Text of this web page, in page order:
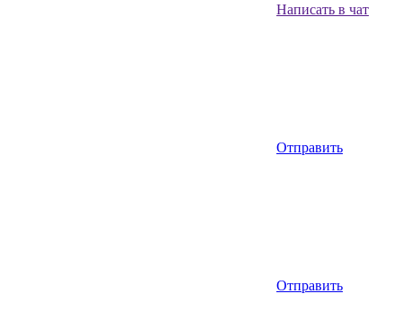
Написать в чат
Отправить
Отправить